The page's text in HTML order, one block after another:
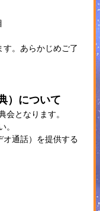
。あらかじめご了
）について
会となります。
通話）を提供する